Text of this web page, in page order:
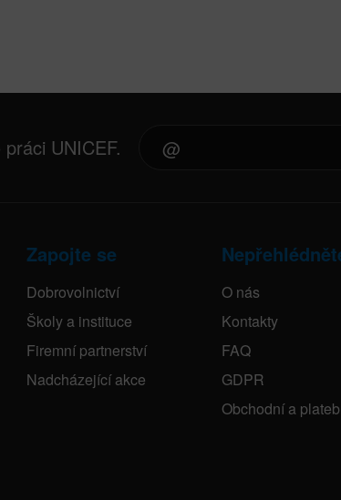
UNICEF.
Zapojte se
Dobrovolnictví
Školy a instituce
Firemní partnerství
Nadcházející akce
O nás
Kontakty
FAQ
GDPR
Obchodní a